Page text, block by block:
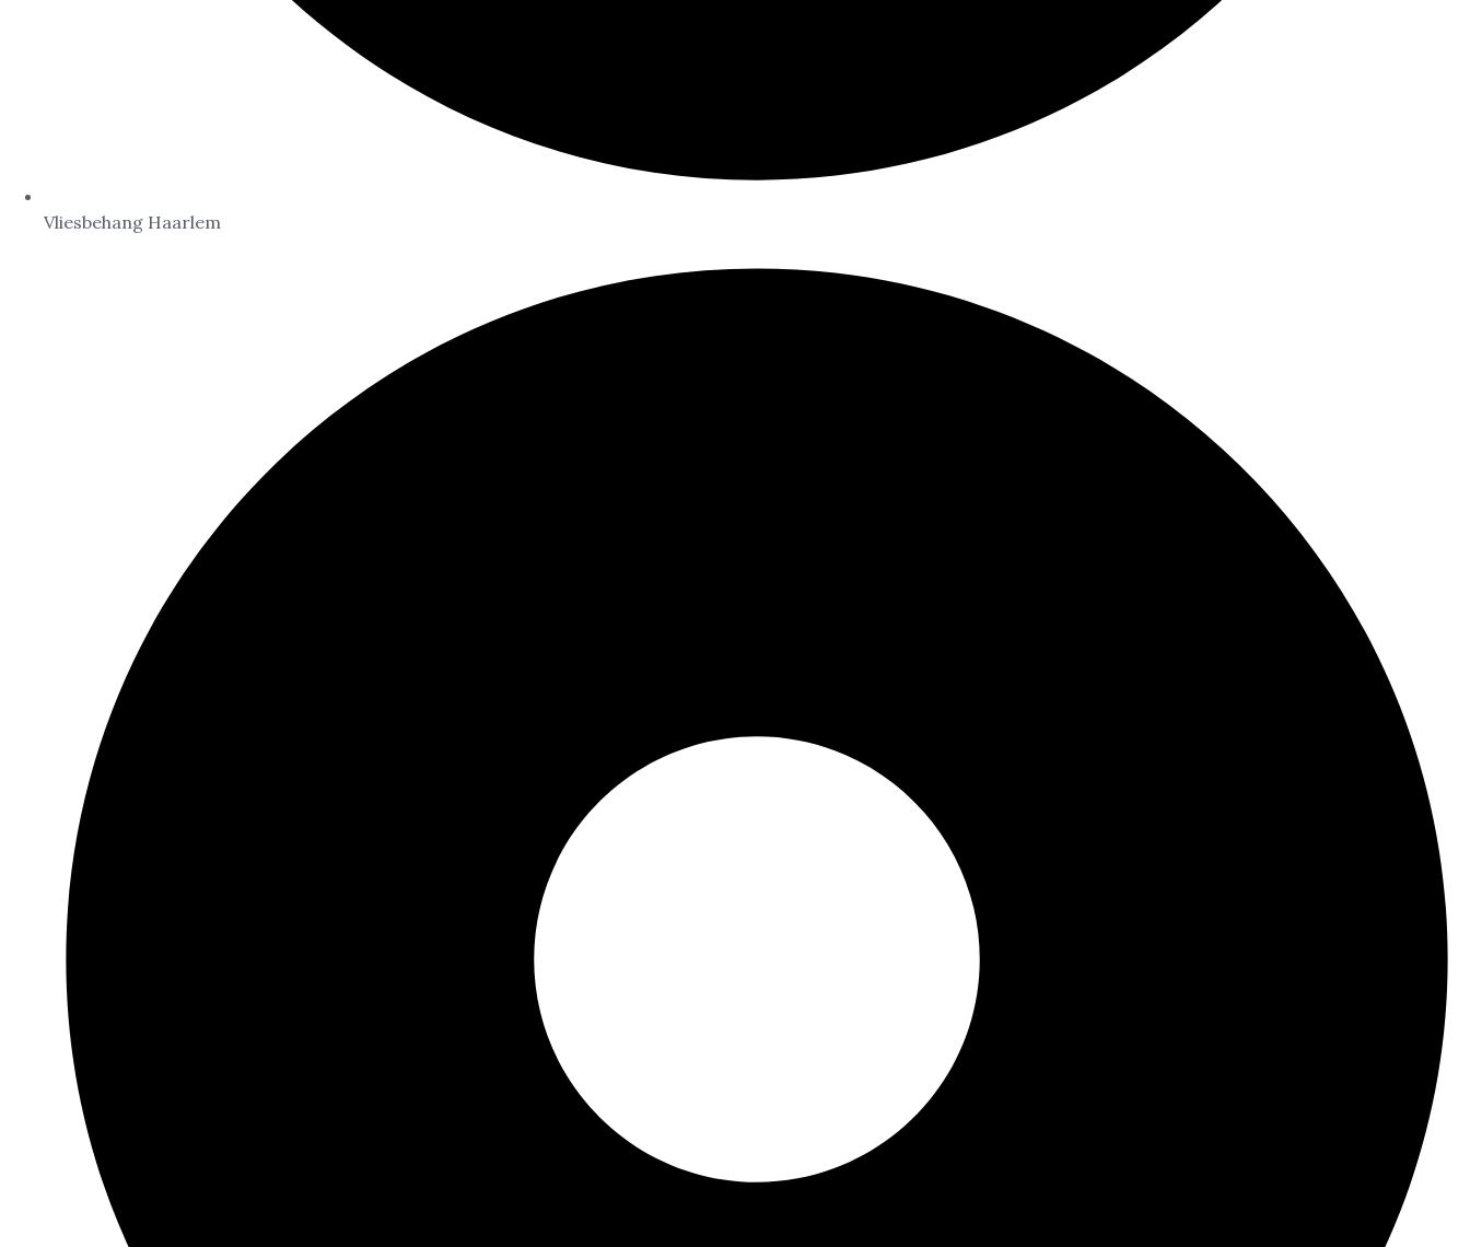
Vliesbehang Haarlem